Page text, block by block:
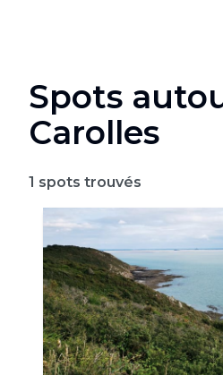
Spots
Carolles
1 spots trouvés